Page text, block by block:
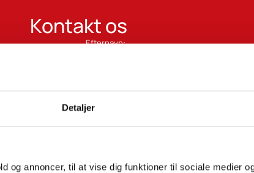
Detaljer
og annoncer, til at vise dig funktioner til sociale medier
Kontakt os
Efternavn: